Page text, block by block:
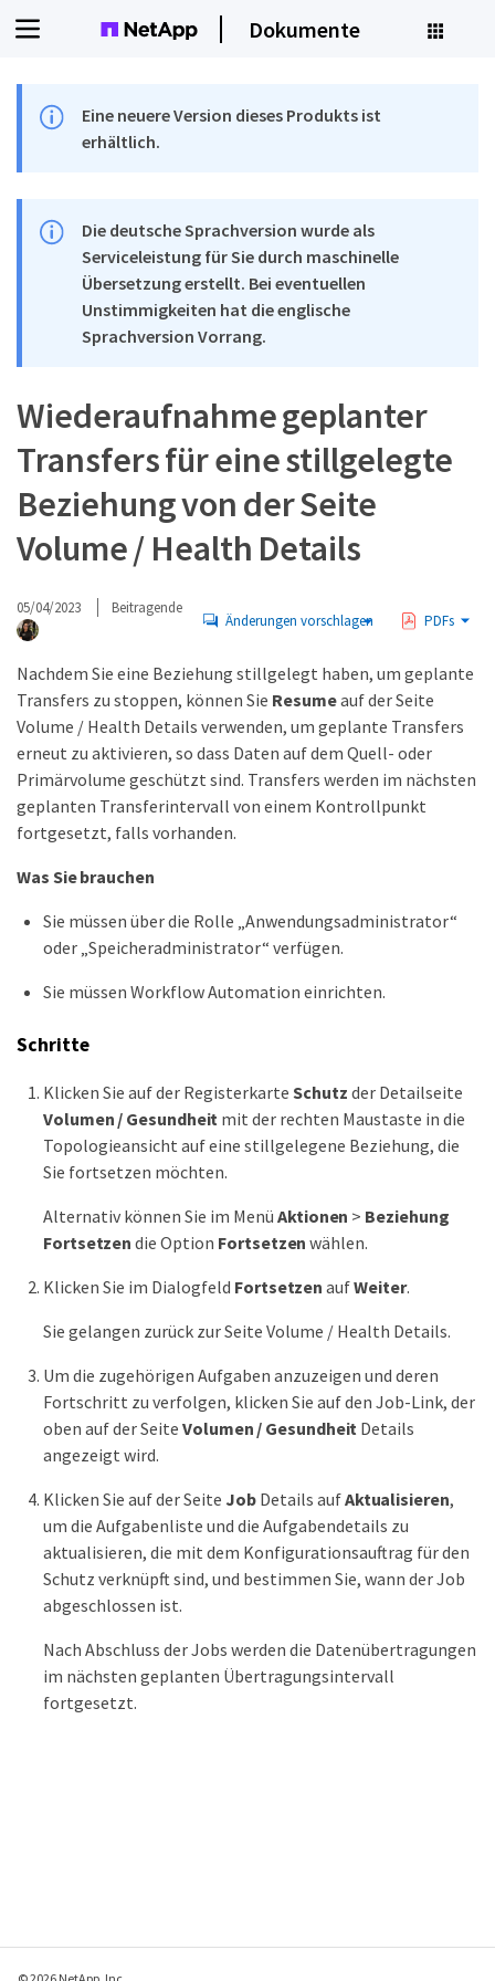
Dokumente
Eine neuere Version dieses Produkts ist
erhältlich.
Die deutsche Sprachversion wurde als
Serviceleistung für Sie durch maschinelle
Übersetzung erstellt. Bei eventuellen
Unstimmigkeiten hat die englische
Sprachversion Vorrang.
Wiederaufnahme geplanter
Transfers für eine stillgelegte
Beziehung von der Seite
Volume / Health Details
05/04/2023 Beitragende
Änderungen vorschlagen PDFs
Nachdem Sie eine Beziehung stillgelegt haben, um geplante
Transfers zu stoppen, können Sie Resumeauf der Seite
Volume / Health Details verwenden, um geplante Transfers
erneut zu aktivieren, so dass Daten auf dem Quell- oder
Primärvolume geschützt sind. Transfers werden im nächsten
geplanten Transferintervall von einem Kontrollpunkt
fortgesetzt, falls vorhanden.
Was Sie brauchen
Sie müssen über die Rolle „Anwendungsadministrator“
oder „Speicheradministrator“ verfügen.
Sie müssen Workflow Automation einrichten.
Schritte
Klicken Sie auf der Registerkarte Schutz der Detailseite
Volumen / Gesundheit mit der rechten Maustaste in die
Topologieansicht auf eine stillgelegene Beziehung, die
Sie fortsetzen möchten.
Alternativ können Sie im Menü Aktionen > Beziehung
Fortsetzen die Option Fortsetzen wählen.
Klicken Sie im Dialogfeld Fortsetzen aufWeiter.
Sie gelangen zurück zur Seite Volume / Health Details.
Um die zugehörigen Aufgaben anzuzeigen und deren
Fortschritt zu verfolgen, klicken Sie auf den Job-Link, der
oben auf der Seite Volumen / Gesundheit Details
angezeigt wird.
Klicken Sie auf der Seite JobDetails aufAktualisieren,
um die Aufgabenliste und die Aufgabendetails zu
aktualisieren, die mit dem Konfigurationsauftrag für den
Schutz verknüpft sind, und bestimmen Sie, wann der Job
abgeschlossen ist.
Nach Abschluss der Jobs werden die Datenübertragungen
im nächsten geplanten Übertragungsintervall
fortgesetzt.